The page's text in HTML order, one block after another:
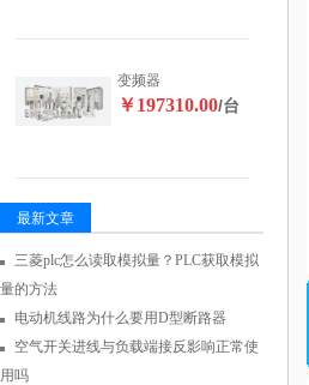
变频器
￥197310.00/台
最新文章
三菱plc怎么读取模拟量？PLC获取模拟
量的方法
电动机线路为什么要用D型断路器
空气开关进线与负载端接反影响正常使
用吗